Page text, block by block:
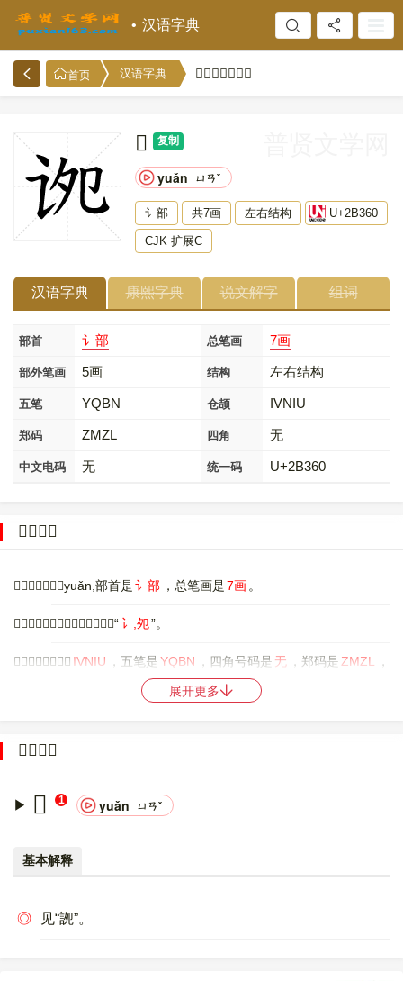
汉语字典
首页 汉语字典 𫍠的意思和解释
𫍠 复制
yuǎn ㄩㄢˇ
讠部 共7画 左右结构 U+2B360
CJK 扩展C
汉语字典 康熙字典 说文解字 组词
部首 讠部 总笔画 7画
部外笔画 5画 结构 左右结构
五笔 YQBN 仓颉 IVNIU
郑码 ZMZL 四角 无
中文电码 无 统一码 U+2B360
𫍠字概述
〔𫍠〕字拼音是yuǎn,部首是讠部 ，总笔画是7画 。
〔𫍠〕字是左右结构，可拆字为“讠;夗”。
〔𫍠〕字仓颉码是 IVNIU ，五笔是YQBN ，四角号码是 无 ，郑码是 ZMZL
，
，。
UTF-8：F0 AB 8D A0。
展开更多
𫍠的意思
𫍠 1 yuǎn ㄩㄢˇ
基本解释
◎ 见“䛄”。